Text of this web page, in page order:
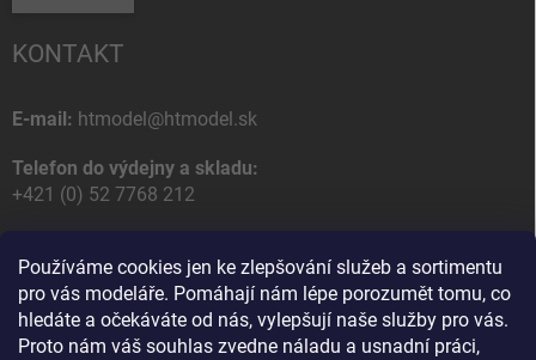
Používáme cookies jen ke zlepšování služeb a sortimentu
pro vás modeláře. Pomáhají nám lépe porozumět tomu, co
hledáte a očekáváte od nás, vylepšují naše služby pro vás.
Proto nám váš souhlas zvedne náladu a usnadní práci,
KONTAKT
E-mail: htmodel@htmodel.sk
Telefon do výdejny a skladu:
+421 (0) 52 7768 212
HT model
Na letisko 49
058 01 Poprad
Slovenská Republika